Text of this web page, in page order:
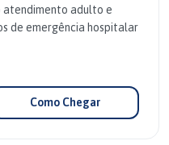
atendimento adulto e
de emergência hospitalar
Como Chegar